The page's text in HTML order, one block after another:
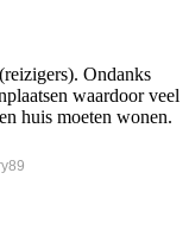
Ondanks
waardoor veel
huis moeten wonen.